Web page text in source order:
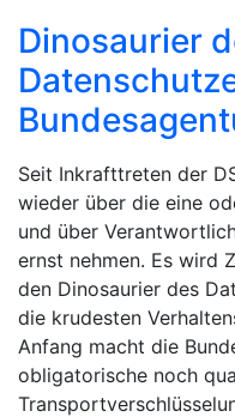
Dinosaurier
Seit Inkrafttreten der
wieder über die eine
und über
ernst nehmen. Es wird
den Dinosaurier des
die krudesten
Anfang macht die
obligatorische noch